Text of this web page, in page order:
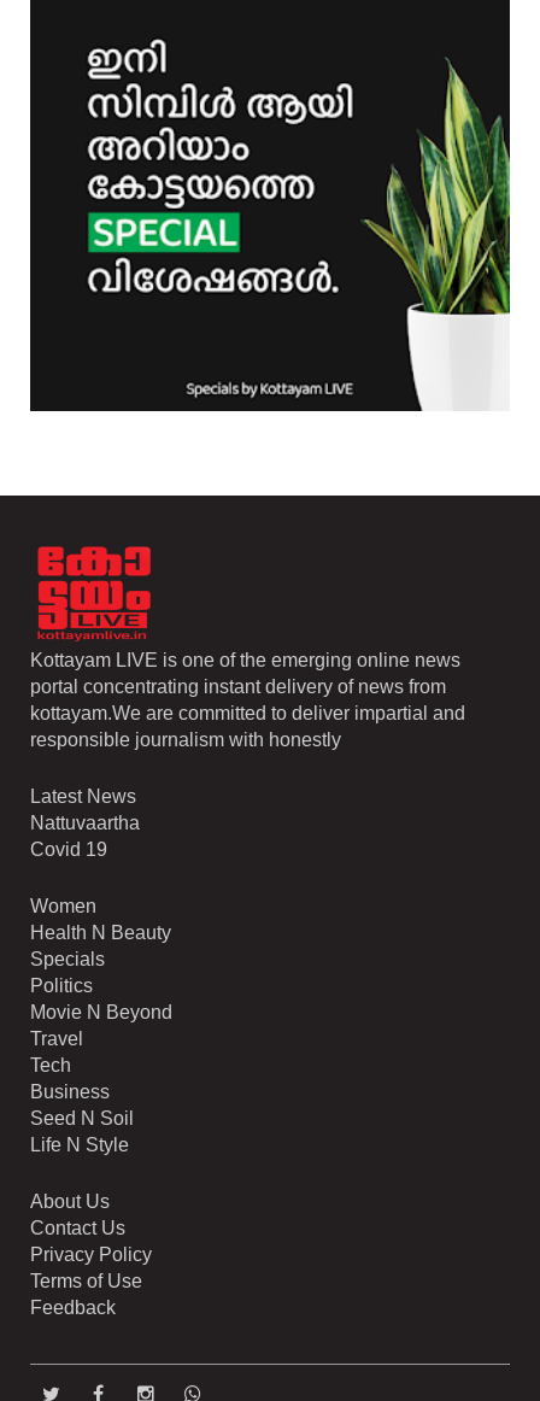
Kottayam LIVE is one of the emerging online news
portal concentrating instant delivery of news from
kottayam.We are committed to deliver impartial and
responsible journalism with honestly
Latest News
Nattuvaartha
Covid 19
Women
Health N Beauty
Specials
Politics
Movie N Beyond
Travel
Tech
Business
Seed N Soil
Life N Style
About Us
Contact Us
Privacy Policy
Terms of Use
Feedback